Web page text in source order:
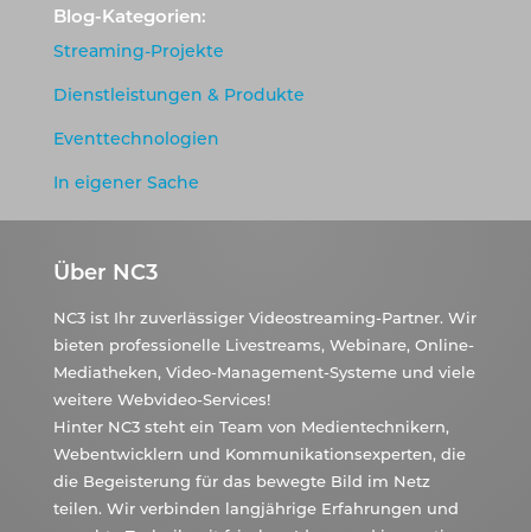
Blog-Kategorien:
Streaming-Projekte
Dienstleistungen & Produkte
Eventtechnologien
In eigener Sache
Über NC3
NC3 ist Ihr zuverlässiger Videostreaming-Partner. Wir
bieten professionelle Livestreams, Webinare, Online-
Mediatheken, Video-Management-Systeme und viele
weitere Webvideo-Services!
Hinter NC3 steht ein Team von Medientechnikern,
Webentwicklern und Kommunikationsexperten, die
die Begeisterung für das bewegte Bild im Netz
teilen. Wir verbinden langjährige Erfahrungen und